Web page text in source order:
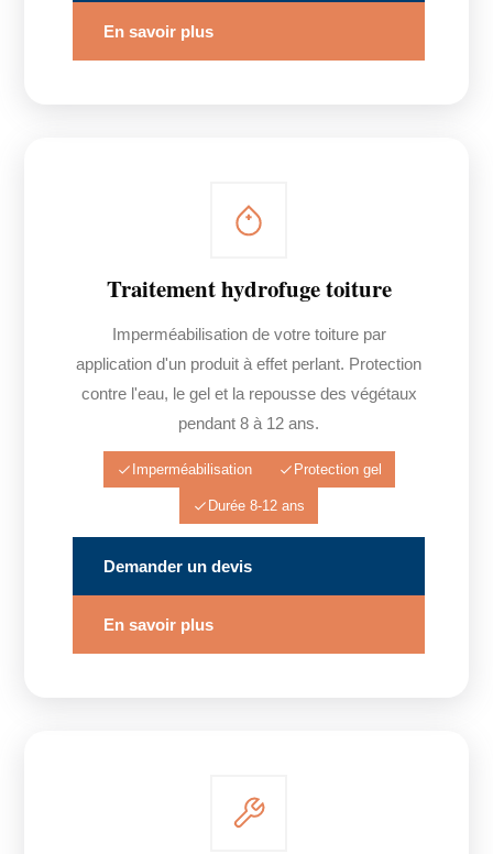
En savoir plus
Traitement hydrofuge toiture
Imperméabilisation de votre toiture par
application d'un produit à effet perlant. Protection
contre l'eau, le gel et la repousse des végétaux
pendant 8 à 12 ans.
Imperméabilisation Protection gel
Durée 8-12 ans
Demander un devis
En savoir plus